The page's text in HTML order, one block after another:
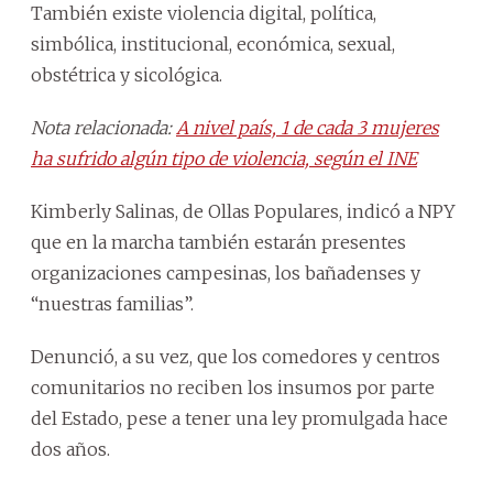
También existe violencia digital, política,
simbólica, institucional, económica, sexual,
obstétrica y sicológica.
Nota relacionada: A nivel país, 1 de cada 3 mujeres
ha sufrido algún tipo de violencia, según el INE
Kimberly Salinas, de Ollas Populares, indicó a NPY
que en la marcha también estarán presentes
organizaciones campesinas, los bañadenses y
“nuestras familias”.
Denunció, a su vez, que los comedores y centros
comunitarios no reciben los insumos por parte
del Estado, pese a tener una ley promulgada hace
dos años.